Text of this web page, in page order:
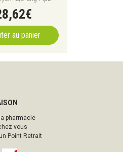
,62€
au panier
pharmacie
vous
Point Retrait